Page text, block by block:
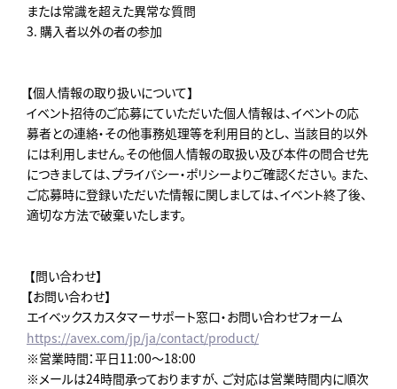
または常識を超えた異常な質問
3. 購入者以外の者の参加
【個人情報の取り扱いについて】
イベント招待のご応募にていただいた個人情報は、イベントの応
募者との連絡・その他事務処理等を利用目的とし、 当該目的以外
には利用しません。その他個人情報の取扱い及び本件の問合せ先
につきましては、プライバシー・ポリシーよりご確認ください。 また、
ご応募時に登録いただいた情報に関しましては、イベント終了後、
適切な方法で破棄いたします。
【問い合わせ】
【お問い合わせ】
エイベックスカスタマーサポート窓口・お問い合わせフォーム
https://avex.com/jp/ja/contact/product/
※営業時間：平日11:00～18:00
※メールは24時間承っておりますが、 ご対応は営業時間内に順次